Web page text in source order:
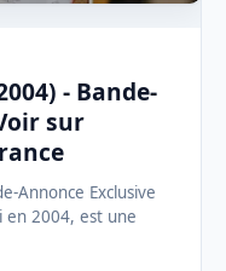
- Bande-
sur
Annonce Exclusive
2004, est une